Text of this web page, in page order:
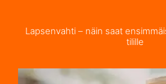
Lapsenvahti – näin saat
tilille